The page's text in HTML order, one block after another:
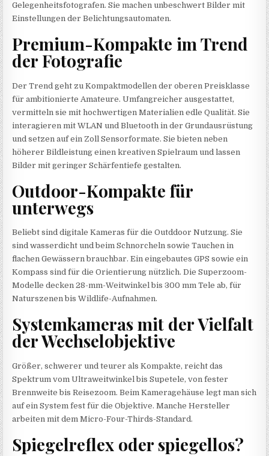
Gelegenheitsfotografen. Sie machen unbeschwert Bilder mit
Einstellungen der Belichtungsautomaten.
Premium-Kompakte im Trend
der Fotografie
Der Trend geht zu Kompaktmodellen der oberen Preisklasse
für ambitionierte Amateure. Umfangreicher ausgestattet,
vermitteln sie mit hochwertigen Materialien edle Qualität. Sie
interagieren mit WLAN und Bluetooth in der Grundausrüstung
und setzen auf ein Zoll Sensorformate. Sie bieten neben
höherer Bildleistung einen kreativen Spielraum und lassen
Bilder mit geringer Schärfentiefe gestalten.
Outdoor-Kompakte für
unterwegs
Beliebt sind digitale Kameras für die Outddoor Nutzung. Sie
sind wasserdicht und beim Schnorcheln sowie Tauchen in
flachen Gewässern brauchbar. Ein eingebautes GPS sowie ein
Kompass sind für die Orientierung nützlich. Die Superzoom-
Modelle decken 28-mm-Weitwinkel bis 300 mm Tele ab, für
Naturszenen bis Wildlife-Aufnahmen.
Systemkameras mit der Vielfalt
der Wechselobjektive
Größer, schwerer und teurer als Kompakte, reicht das
Spektrum vom Ultraweitwinkel bis Supetele, von fester
Brennweite bis Reisezoom. Beim Kameragehäuse legt man sich
auf ein System fest für die Objektive. Manche Hersteller
arbeiten mit dem Micro-Four-Thirds-Standard.
Spiegelreflex oder spiegellos?